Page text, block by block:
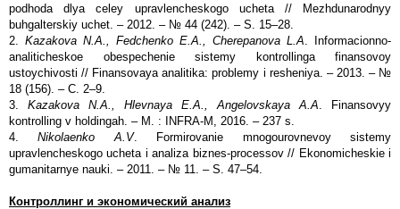
podhoda dlya celey upravlencheskogo ucheta // Mezhdunarodnyy
buhgalterskiy uchet. – 2012. – № 44 (242). – S. 15–28.
2. Kazakova N.A., Fedchenko E.A., Cherepanova L.A . Informacionno-
analiticheskoe obespechenie sistemy kontrollinga finansovoy
ustoychivosti // Finansovaya analitika: problemy i resheniya. – 2013. – №
18 (156). – C. 2–9.
3. Kazakova N.A., Hlevnaya E.A., Angelovskaya A.A . Finansovyy
kontrolling v holdingah. – M. : INFRA-M, 2016. – 237 s.
4.Nikolaenko A.V. Formirovanie mnogourovnevoy sistemy
upravlencheskogo ucheta i analiza biznes-processov // Ekonomicheskie i
gumanitarnye nauki. – 2011. – № 11. – S. 47–54.
Контроллинг и экономический анализ